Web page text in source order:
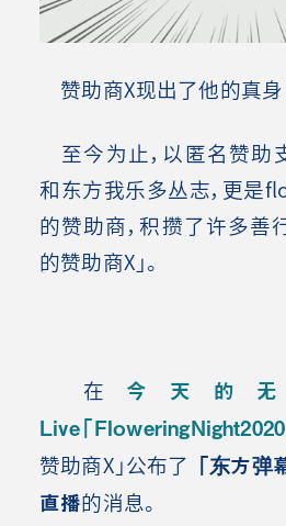
赞助商X现出了他的真身
至今为止，以匿名赞助
和东方我乐多丛志，更是
的赞助商，积攒了许多善行
的赞助商X」。
在 今天的
Live「FloweringNight2020
赞助商X」公布了 「东方弹
直播的消息。